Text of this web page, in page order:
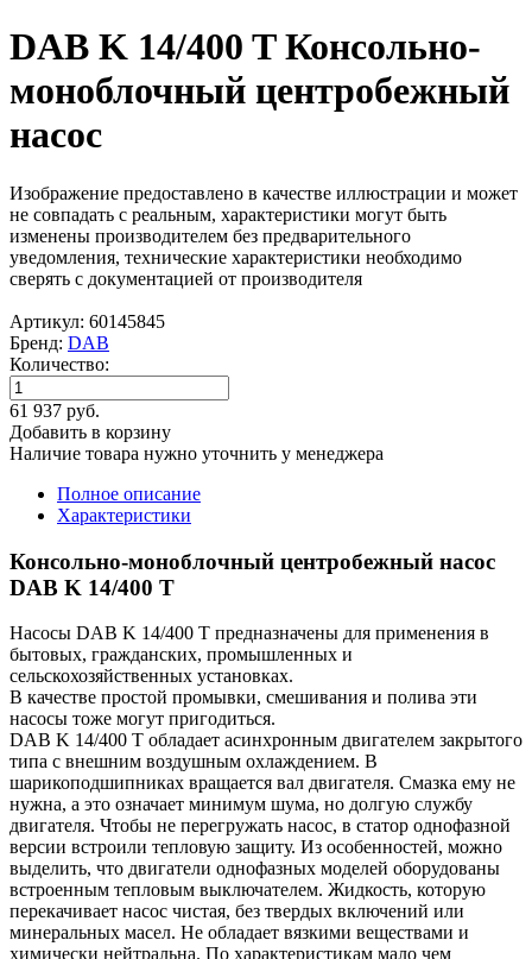
DAB K 14/400 T Консольно-
моноблочный центробежный
насос
Изображение предоставлено в качестве иллюстрации и может
не совпадать с реальным, характеристики могут быть
изменены производителем без предварительного
уведомления, технические характеристики необходимо
сверять с документацией от производителя
Артикул: 60145845
Бренд: DAB
Количество:
61 937 руб.
Добавить в корзину
Наличие товара нужно уточнить у менеджера
Полное описание
Характеристики
Консольно-моноблочный центробежный насос
DAB K 14/400 T
Насосы DAB K 14/400 T предназначены для применения в
бытовых, гражданских, промышленных и
сельскохозяйственных установках.
В качестве простой промывки, смешивания и полива эти
насосы тоже могут пригодиться.
DAB K 14/400 T обладает асинхронным двигателем закрытого
типа с внешним воздушным охлаждением. В
шарикоподшипниках вращается вал двигателя. Смазка ему не
нужна, а это означает минимум шума, но долгую службу
двигателя. Чтобы не перегружать насос, в статор однофазной
версии встроили тепловую защиту. Из особенностей, можно
выделить, что двигатели однофазных моделей оборудованы
встроенным тепловым выключателем. Жидкость, которую
перекачивает насос чистая, без твердых включений или
минеральных масел. Не обладает вязкими веществами и
химически нейтральна. По характеристикам мало чем